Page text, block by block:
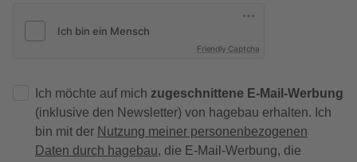
Friendly Captcha
Ich möchte auf mich zugeschnittene E-Mail-Werbung
(inklusive den Newsletter) von hagebau erhalten. Ich
bin mit der Nutzung meiner personenbezogenen
Daten durch hagebau, die E-Mail-Werbung, die